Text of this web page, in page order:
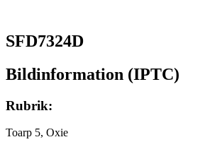
SFD7324D
Bildinformation (IPTC)
Rubrik:
Toarp 5, Oxie